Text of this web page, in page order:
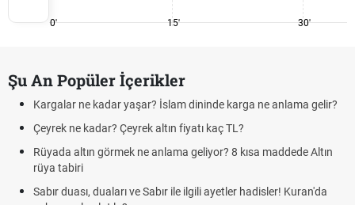
0' 15' 30'
Şu An Popüler İçerikler
Kargalar ne kadar yaşar? İslam dininde karga ne anlama gelir?
Çeyrek ne kadar? Çeyrek altın fiyatı kaç TL?
Rüyada altın görmek ne anlama geliyor? 8 kısa maddede Altın
rüya tabiri
Sabır duası, duaları ve Sabır ile ilgili ayetler hadisler! Kuran'da